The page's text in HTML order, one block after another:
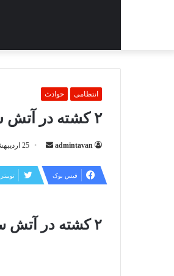
انتظامی حوادث
۲ کشته در آتش سوزی یک مرکز گاز ال پی جی
admintavan
ارسال25 اردیبهشت 1402
فیس بوک توییتر
۲ کشته در آتش سوزی یک مرکز گاز ال پی جی